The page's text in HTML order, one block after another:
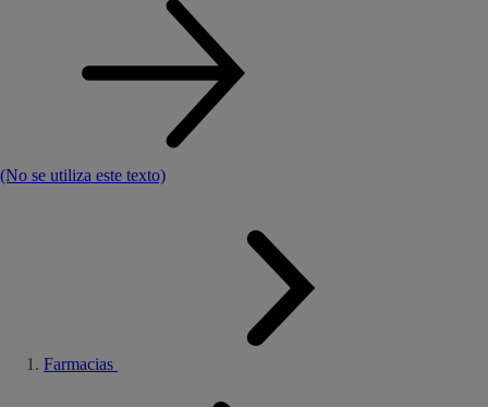
(No se utiliza este texto)
Farmacias